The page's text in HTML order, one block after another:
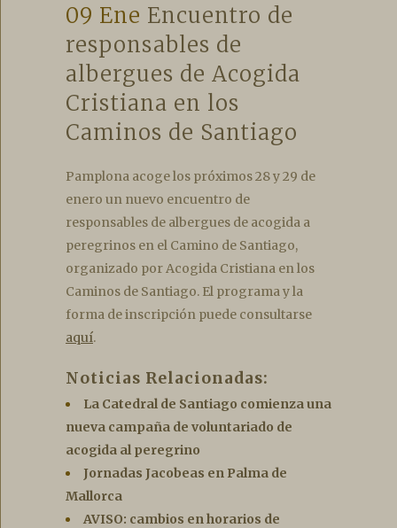
09 Ene Encuentro de
responsables de
albergues de Acogida
Cristiana en los
Caminos de Santiago
Pamplona acoge los próximos 28 y 29 de
enero un nuevo encuentro de
responsables de albergues de acogida a
peregrinos en el Camino de Santiago,
organizado por Acogida Cristiana en los
Caminos de Santiago. El programa y la
forma de inscripción puede consultarse
aquí.
Noticias Relacionadas:
La Catedral de Santiago comienza una
nueva campaña de voluntariado de
acogida al peregrino
Jornadas Jacobeas en Palma de
Mallorca
AVISO: cambios en horarios de